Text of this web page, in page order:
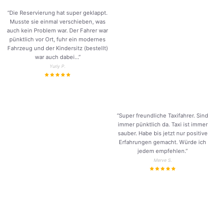
“Die Reservierung hat super geklappt.
Musste sie einmal verschieben, was
auch kein Problem war. Der Fahrer war
pünktlich vor Ort, fuhr ein modernes
Fahrzeug und der Kindersitz (bestellt)
war auch dabei…”
Yuriy P.
“Super freundliche Taxifahrer. Sind
immer pünktlich da. Taxi ist immer
sauber. Habe bis jetzt nur positive
Erfahrungen gemacht. Würde ich
jedem empfehlen.”
Merve S.